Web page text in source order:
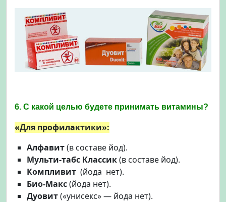
6. С какой целью будете принимать витамины?
«Для профилактики»:
Алфавит(в составе йод).
Мульти-табс Классик(в составе йод).
Компливит (йода нет).
Био-Макс(йода нет).
Дуовит(«унисекс» — йода нет).